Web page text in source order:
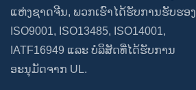
ແຫ່ງຊາດຈີນ, ພວກເຮົາໄດ້ຮັບການຮັບຮອງ
ISO9001, ISO13485, ISO14001,
IATF16949 ແລະ ບໍລິສັດທີ່ໄດ້ຮັບການ
ອະນຸມັດຈາກ UL.